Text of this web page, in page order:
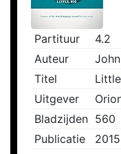
Partituur
4.2
Auteur
Titel
Uitgever
Bladzijden 560
Publicatie
2015